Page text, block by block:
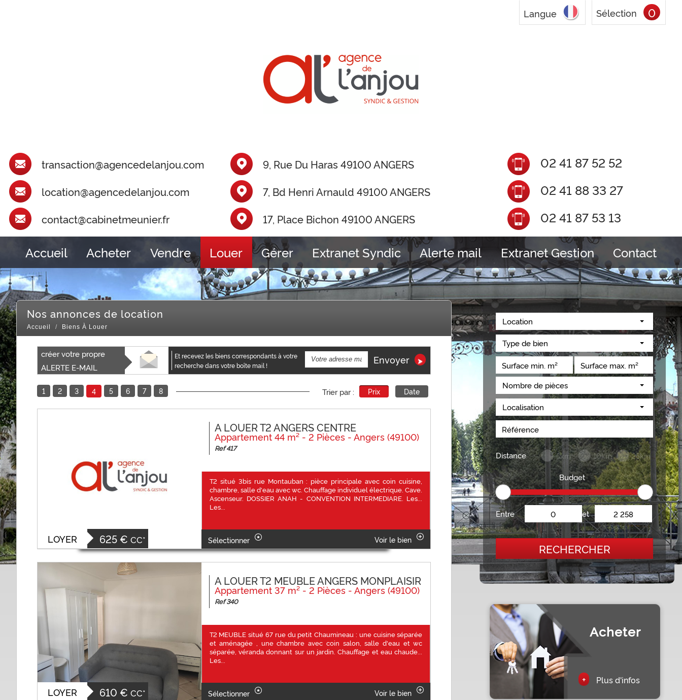
Langue Sélection 0
transaction@agencedelanjou.com 9, Rue Du Haras 49100 ANGERS 02 41 87 52 52
location@agencedelanjou.com 7, Bd Henri Arnauld 49100 ANGERS 02 41 88 33 27
contact@cabinetmeunier.fr 17, Place Bichon 49100 ANGERS 02 41 87 53 13
Accueil Acheter Vendre Louer Gérer Extranet Syndic Alerte mail Extranet Gestion Contact
Location
Type de bien
Nombre de pièces
Localisation
Distance 5km 10km 25km
Budget
Entre et
RECHERCHER
Nos annonces de location
Accueil Biens À Louer
créer votre propre
ALERTE E-MAIL
et recevez les biens correspondants à votre
recherche dans votre boîte mail !
Envoyer
1 2 3 4 5 6 7 8 Trier par : Prix Date
LOYER 625 € CC*
A LOUER T2 ANGERS CENTRE
Appartement 44 m² - 2 Pièces - Angers (49100)
Ref 417
T2 situé 3bis rue Montauban : pièce principale avec coin cuisine,
chambre, salle d'eau avec wc. Chauffage individuel électrique. Cave.
Ascenseur. DOSSIER ANAH - CONVENTION INTERMEDIARE. Les...
Les...
Sélectionner Voir le bien
LOYER 610 € CC*
A LOUER T2 MEUBLE ANGERS MONPLAISIR
Appartement 37 m² - 2 Pièces - Angers (49100)
Ref 340
T2 MEUBLE situé 67 rue du petit Chaumineau : une cuisine séparée
et aménagée , une chambre avec coin salon, salle d'eau et wc
séparée, véranda donnant sur un jardin. Chauffage et eau chaude...
Les...
Sélectionner Voir le bien
Acheter
+ Plus d'infos